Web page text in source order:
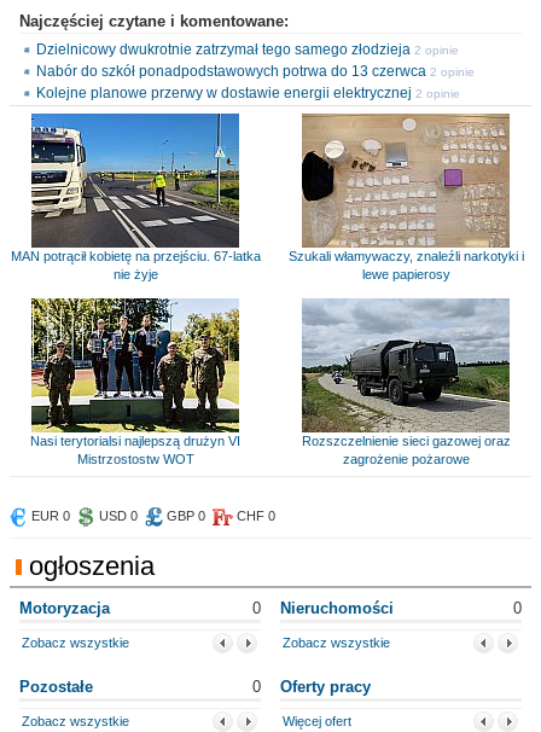
Najczęściej czytane i komentowane:
Dzielnicowy dwukrotnie zatrzymał tego samego złodzieja 2 opinie
Nabór do szkół ponadpodstawowych potrwa do 13 czerwca 2 opinie
Kolejne planowe przerwy w dostawie energii elektrycznej 2 opinie
MAN potrącił kobietę na przejściu. 67-latka
nie żyje
Szukali włamywaczy, znaleźli narkotyki i
lewe papierosy
Nasi terytorialsi najlepszą drużyn VI
Mistrzostostw WOT
Rozszczelnienie sieci gazowej oraz
zagrożenie pożarowe
EUR 0 USD 0 GBP 0 CHF 0
ogłoszenia
Motoryzacja 0
Zobacz wszystkie
Nieruchomości 0
Zobacz wszystkie
Pozostałe 0
Zobacz wszystkie
Oferty pracy
Więcej ofert